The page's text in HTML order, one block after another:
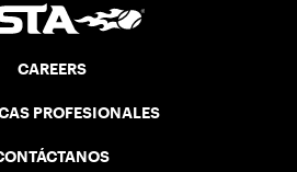
CAREERS
PROFESIONALES